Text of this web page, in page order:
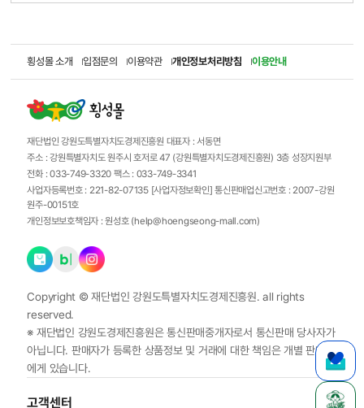
횡성몰 소개 입점문의 이용약관 개인정보처리방침 이용안내
재단법인 강원도특별자치도경제진흥원 대표자 :서동면
주소 :강원특별자치도 원주시 호저로 47 (강원특별자치도경제진흥원) 3층 성장지원부
전화 :033-749-3320 팩스 : 033-749-3341
사업자등록번호 : 221-82-07135 [사업자정보확인] 통신판매업신고번호 :2007-강원
원주-00151호
개인정보보호책임자 :원성호 (help@hoengseong-mall.com)
Copyright © 재단법인 강원도특별자치도경제진흥원.all rights
reserved.
※ 재단법인 강원도경제진흥원은 통신판매중개자로서 통신판매 당사자가
아닙니다. 판매자가 등록한 상품정보 및 거래에 대한 책임은 개별 판매자
에게 있습니다.
고객센터